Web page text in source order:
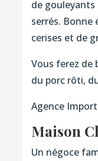
de
serrés. Bonne
cerises et de
Vous ferez de
du porc rôti,
Agence
Maison
Un négoce